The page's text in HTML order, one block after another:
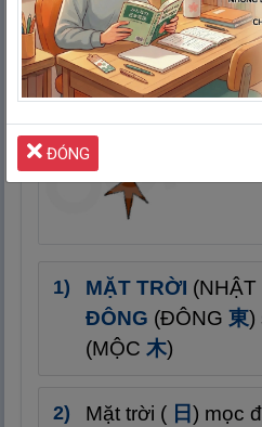
MẶT TRỜI (NHẬT
ĐÔNG (ĐÔNG 東)
(MỘC 木)
Mặt trời ( 日) mọc
ĐÓNG